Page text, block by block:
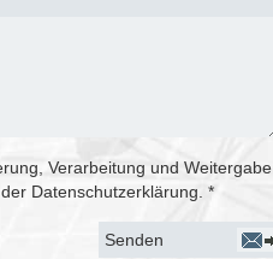
Verarbeitung und Weitergabe
Datenschutzerklärung. *